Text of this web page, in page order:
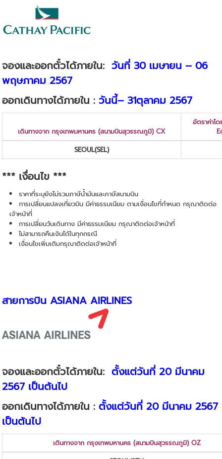
จองและออกตั๋วได้ภายใน: วันที่ 30 เมษายน – 06
พฤษภาคม 2567
ออกเดินทางได้ภายใน :วันนี้– 31ตุลาคม 2567
เดินทางจาก กรุงเทพมหานคร (สนามบินสุวรรณภูมิ) CX
อัตราค่าโ
SEOUL(SEL)
*** เงื่อนไข ***
ราคาที่ระบุยังไม่รวมภาษีน้ำมันและภาษีสนามบิน
การเปลี่ยนแปลงเที่ยวบิน มีค่าธรรมเนียม ตามเงื่อนไขที่กำหนด กรุณาติดต่อ
เจ้าหน้าที่
การเปลี่ยนวันเดินทาง มีค่าธรรมเนียม กรุณาติดต่อเจ้าหน้าที่
ไม่สามารถคืนเงินได้ในทุกกรณี
เงื่อนไขเพิ่มเติมกรุณาติดต่อเจ้าหน้าที่
สายการบินASIANA AIRLINES
จองและออกตั๋วได้ภายใน: ตั้งแต่วันที่ 20 มีนาคม
2567 เป็นต้นไป
ออกเดินทางได้ภายใน : ตั้งแต่วันที่ 20 มีนาคม 2567
เป็นต้นไป
เดินทางจาก กรุงเทพมหานคร (สนามบินสุวรรณภูมิ) OZ